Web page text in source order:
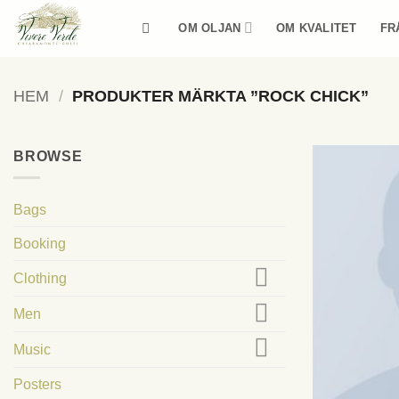
Skip
OM OLJAN OM KVALITET
HEM / PRODUKTER MÄRKTA ”ROCK CHICK”
BROWSE
Bags
Booking
Clothing
Men
Music
Posters